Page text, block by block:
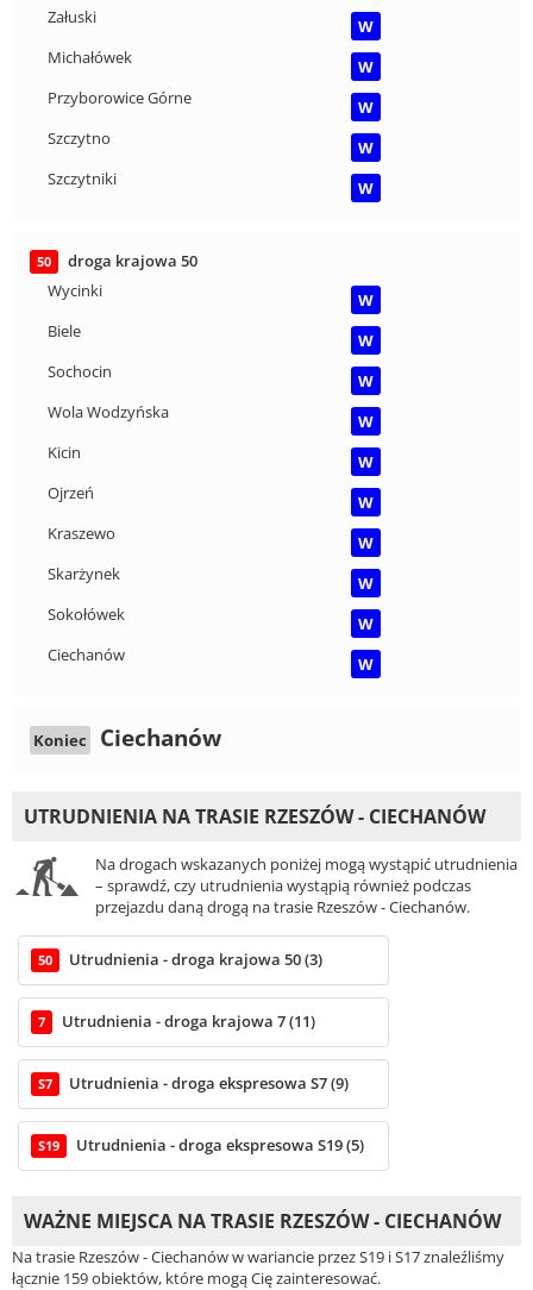
Załuski
W
Michałówek
W
Przyborowice Górne
W
Szczytno
W
Szczytniki
W
50
droga krajowa 50
Wycinki
W
Biele
W
Sochocin
W
Wola Wodzyńska
W
Kicin
W
Ojrzeń
W
Kraszewo
W
Skarżynek
W
Sokołówek
W
Ciechanów
W
Koniec Ciechanów
UTRUDNIENIA NA TRASIE RZESZÓW - CIECHANÓW
Na drogach wskazanych poniżej mogą wystąpić utrudnienia
– sprawdź, czy utrudnienia wystąpią również podczas
przejazdu daną drogą na trasie Rzeszów - Ciechanów.
50 Utrudnienia - droga krajowa 50 (3)
7 Utrudnienia - droga krajowa 7 (11)
S7 Utrudnienia - droga ekspresowa S7 (9)
S19 Utrudnienia - droga ekspresowa S19 (5)
WAŻNE MIEJSCA NA TRASIE RZESZÓW - CIECHANÓW
Na trasie Rzeszów - Ciechanów w wariancie przez S19 i S17 znaleźliśmy
łącznie 159 obiektów, które mogą Cię zainteresować.